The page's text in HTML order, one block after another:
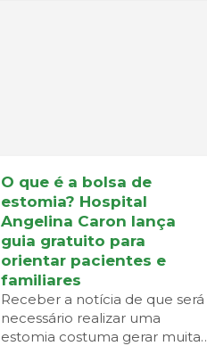
O que é a bolsa de
estomia? Hospital
Angelina Caron lança
guia gratuito para
orientar pacientes e
familiares
Receber a notícia de que será
necessário realizar uma
estomia costuma gerar muitas